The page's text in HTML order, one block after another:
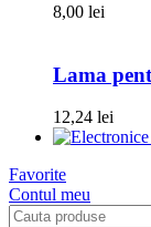
8,00 lei
Lama
12,24 lei
Favorite
Contul meu